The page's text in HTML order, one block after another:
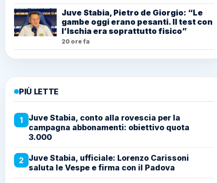
Juve Stabia, Pietro de Giorgio: “Le
gambe oggi erano pesanti. Il test con
l’Ischia era soprattutto fisico”
20 ore fa
PIÙ LETTE
1
Juve Stabia, conto alla rovescia per la
campagna abbonamenti: obiettivo quota
3.000
2 Juve Stabia, ufficiale: Lorenzo Carissoni
saluta le Vespe e firma con il Padova